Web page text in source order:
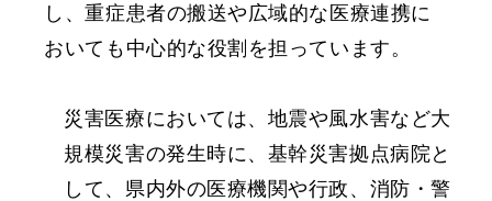
し、重症患者の搬送や広域的な医療連携に
おいても中心的な役割を担っています。
災害医療においては、地震や風水害など大
規模災害の発生時に、基幹災害拠点病院と
して、県内外の医療機関や行政、消防・警